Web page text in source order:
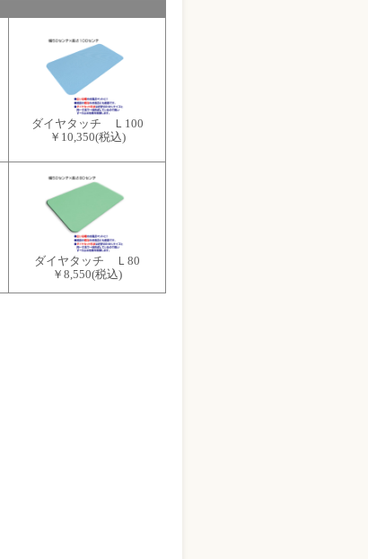
ダイヤタッチ Ｌ100
￥10,350(税込)
ダイヤタッチ Ｌ80
￥8,550(税込)